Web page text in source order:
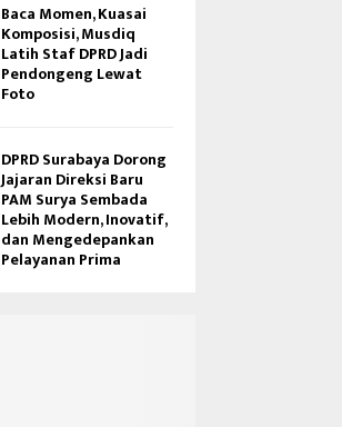
Baca Momen, Kuasai
Komposisi, Musdiq
Latih Staf DPRD Jadi
Pendongeng Lewat
Foto
DPRD Surabaya Dorong
Jajaran Direksi Baru
PAM Surya Sembada
Lebih Modern, Inovatif,
dan Mengedepankan
Pelayanan Prima